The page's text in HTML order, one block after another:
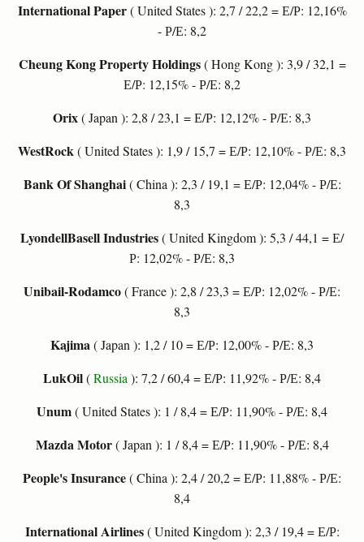
International Paper( United States ): 2,7 / 22,2 = Е/Р: 12,16%
- Р/Е: 8,2
Cheung Kong Property Holdings( Hong Kong ): 3,9 / 32,1 =
Е/Р: 12,15% - Р/Е: 8,2
Orix( Japan ): 2,8 / 23,1 = Е/Р: 12,12% - Р/Е: 8,3
WestRock( United States ): 1,9 / 15,7 = Е/Р: 12,10% - Р/Е: 8,3
Bank Of Shanghai( China ): 2,3 / 19,1 = Е/Р: 12,04% - Р/Е:
8,3
LyondellBasell Industries( United Kingdom ): 5,3 / 44,1 = Е/
Р: 12,02% - Р/Е: 8,3
Unibail-Rodamco( France ): 2,8 / 23,3 = Е/Р: 12,02% - Р/Е:
8,3
Kajima( Japan ): 1,2 / 10 = Е/Р: 12,00% - Р/Е: 8,3
LukOil(Russia ): 7,2 / 60,4 = Е/Р: 11,92% - Р/Е: 8,4
Unum( United States ): 1 / 8,4 = Е/Р: 11,90% - Р/Е: 8,4
Mazda Motor( Japan ): 1 / 8,4 = Е/Р: 11,90% - Р/Е: 8,4
People's Insurance( China ): 2,4 / 20,2 = Е/Р: 11,88% - Р/Е:
8,4
International Airlines( United Kingdom ): 2,3 / 19,4 = Е/Р: